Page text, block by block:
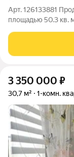
Арт. 126133881
площадью 50.3 кв.
квартира: 50.3 кв.
косметический
3 350 000 ₽
30,7 м² 1-комн.